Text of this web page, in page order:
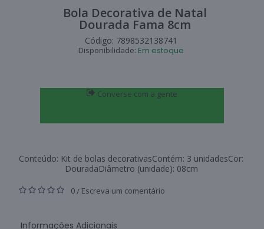
Bola Decorativa de Natal
Dourada Fama 8cm
Código: 7898532138741
Disponibilidade: Em estoque
Converse com a gente
Conteúdo: Kit de bolas decorativasContém: 3 unidadesCor:
DouradaDiâmetro (unidade): 08cm
0 / Escreva um comentário
Informações Adicionais